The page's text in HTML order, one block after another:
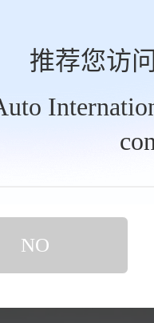
推荐您访
NO
新能源汽车风格，因为车长